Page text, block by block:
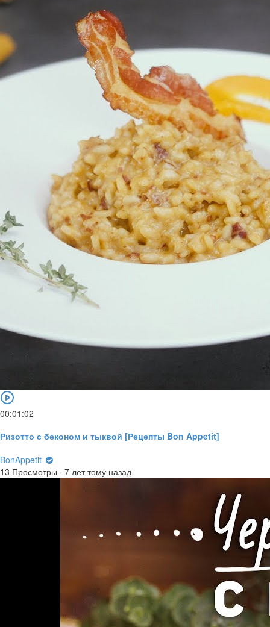
00:01:02
Ризотто с беконом и тыквой [Рецепты Bon Appetit]
BonAppetit
13 Просмотры · 7 лет тому назад